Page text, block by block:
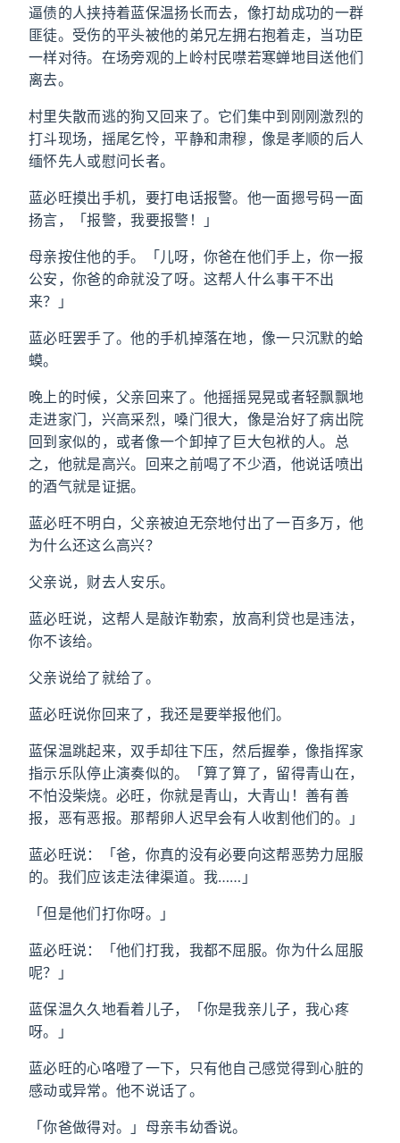
逼债的人挟持着蓝保温扬长而去，像打劫成功的一群
匪徒。受伤的平头被他的弟兄左拥右抱着走，当功臣
一样对待。在场旁观的上岭村民噤若寒蝉地目送他们
离去。
村里失散而逃的狗又回来了。它们集中到刚刚激烈的
打斗现场，摇尾乞怜，平静和肃穆，像是孝顺的后人
缅怀先人或慰问长者。
蓝必旺摸出手机，要打电话报警。他一面摁号码一面
扬言，「报警，我要报警！」
母亲按住他的手。「儿呀，你爸在他们手上，你一报
公安，你爸的命就没了呀。这帮人什么事干不出
来？」
蓝必旺罢手了。他的手机掉落在地，像一只沉默的蛤
蟆。
晚上的时候，父亲回来了。他摇摇晃晃或者轻飘飘地
走进家门，兴高采烈，嗓门很大，像是治好了病出院
回到家似的，或者像一个卸掉了巨大包袱的人。总
之，他就是高兴。回来之前喝了不少酒，他说话喷出
的酒气就是证据。
蓝必旺不明白，父亲被迫无奈地付出了一百多万，他
为什么还这么高兴？
父亲说，财去人安乐。
蓝必旺说，这帮人是敲诈勒索，放高利贷也是违法，
你不该给。
父亲说给了就给了。
蓝必旺说你回来了，我还是要举报他们。
蓝保温跳起来，双手却往下压，然后握拳，像指挥家
指示乐队停止演奏似的。「算了算了，留得青山在，
不怕没柴烧。必旺，你就是青山，大青山！善有善
报，恶有恶报。那帮卵人迟早会有人收割他们的。」
蓝必旺说：「爸，你真的没有必要向这帮恶势力屈服
的。我们应该走法律渠道。我……」
「但是他们打你呀。」
蓝必旺说：「他们打我，我都不屈服。你为什么屈服
呢？」
蓝保温久久地看着儿子，「你是我亲儿子，我心疼
呀。」
蓝必旺的心咯噔了一下，只有他自己感觉得到心脏的
感动或异常。他不说话了。
「你爸做得对。」母亲韦幼香说。